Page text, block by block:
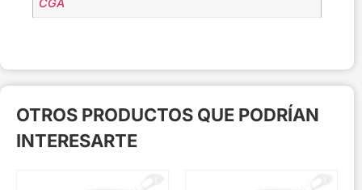
CGA
OTROS PRODUCTOS QUE PODRÍAN
INTERESARTE